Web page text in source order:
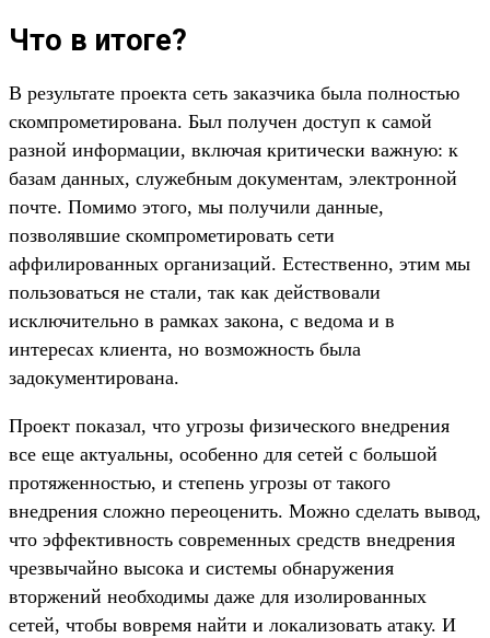
Что в итоге?
В результате проекта сеть заказчика была полностью
скомпрометирована. Был получен доступ к самой
разной информации, включая критически важную: к
базам данных, служебным документам, электронной
почте. Помимо этого, мы получили данные,
позволявшие скомпрометировать сети
аффилированных организаций. Естественно, этим мы
пользоваться не стали, так как действовали
исключительно в рамках закона, с ведома и в
интересах клиента, но возможность была
задокументирована.
Проект показал, что угрозы физического внедрения
все еще актуальны, особенно для сетей с большой
протяженностью, и степень угрозы от такого
внедрения сложно переоценить. Можно сделать вывод,
что эффективность современных средств внедрения
чрезвычайно высока и системы обнаружения
вторжений необходимы даже для изолированных
сетей, чтобы вовремя найти и локализовать атаку. И